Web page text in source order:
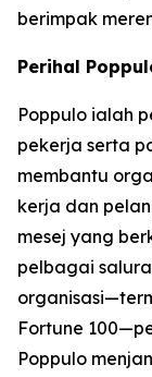
berimpak
Perihal
Poppulo ialah
pekerja serta
membantu
kerja dan
mesej yang
pelbagai
Fortune
Poppulo